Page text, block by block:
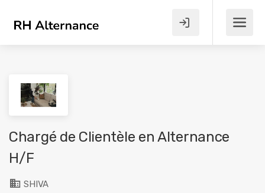
Chargé de Clientèle en Alternance
H/F
SHIVA